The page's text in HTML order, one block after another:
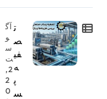
ت
ص
فی
ه
پ
س
آگ
و
س
ت
2,
2
0